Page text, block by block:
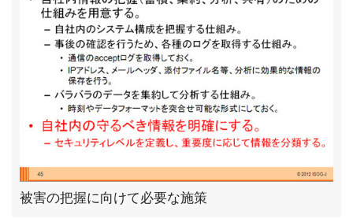
被害の把握に向けて必要な施策